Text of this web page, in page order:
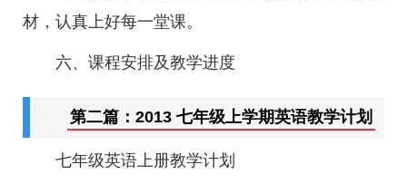
材，认真上好每一堂课。
六、课程安排及教学进度
第二篇：2013 七年级上学期英语教学计划
七年级英语上册教学计划